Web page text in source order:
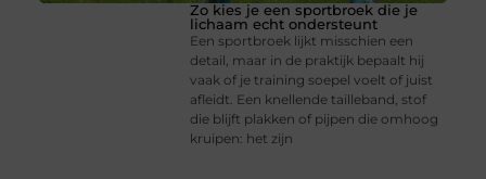
Zo kies je een sportbroek die je
lichaam echt ondersteunt
Een sportbroek lijkt misschien een
detail, maar in de praktijk bepaalt hij
vaak of je training soepel voelt of juist
afleidt. Een knellende tailleband, stof
die blijft plakken of pijpen die omhoog
kruipen: het zijn